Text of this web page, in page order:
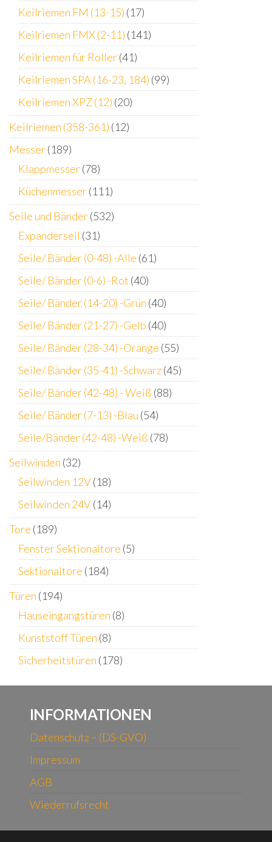
Keilriemen FM (13-15) (17)
Keilriemen FMX (2-11) (141)
Keilriemen für Roller(41)
Keilriemen SPA (16-23, 184) (99)
Keilriemen XPZ (12) (20)
Keilriemen (358-361) (12)
Messer(189)
Klappmesser(78)
Küchenmesser(111)
Seile und Bänder(532)
Expanderseil (31)
Seile/ Bänder (0-48) -Alle (61)
Seile/ Bänder (0-6) -Rot (40)
Seile/ Bänder (14-20) -Grün (40)
Seile/ Bänder (21-27) -Gelb (40)
Seile/ Bänder (28-34) -Orange (55)
Seile/ Bänder (35-41) -Schwarz(45)
Seile/ Bänder (42-48) - Weiß (88)
Seile/ Bänder (7-13) -Blau (54)
Seile/Bänder (42-48) -Weiß (78)
Seilwinden (32)
Seilwinden 12V(18)
Seilwinden 24V(14)
Tore (189)
Fenster Sektionaltore (5)
Sektionaltore (184)
Türen (194)
Hauseingangstüren (8)
Kunststoff Türen (8)
Sicherheitstüren (178)
INFORMATIONEN
Datenschutz – (DS-GVO)
Impressum
AGB
Wiederrufsrecht